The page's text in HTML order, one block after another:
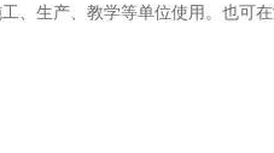
、生产、教学等单位使用。也可